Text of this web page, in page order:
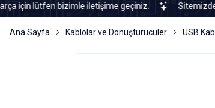
lütfen bizimle iletişime geçiniz. Sitemizde veya
Ana Sayfa Kablolar ve Dönüştürücüler USB